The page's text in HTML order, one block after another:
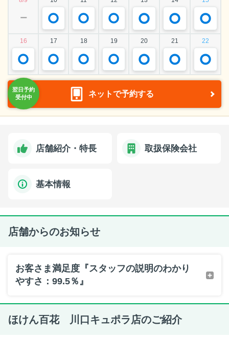
ー
16 17 18 19 20 21 22
ネットで予約する
店舗紹介・特長 取扱保険会社
基本情報
店舗からのお知らせ
お客さま満足度『スタッフの説明のわかり
やすさ：99.5％』
ほけん百花 川口キュポラ店のご紹介